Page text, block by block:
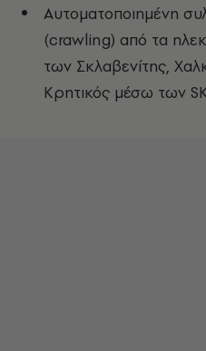
Αυτοματοποιημένη
(crawling) από τα
των Σκλαβενίτης,
Κρητικός μέσω των